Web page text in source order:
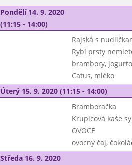
Pondělí 14. 9. 2020
(11:15 - 14:00)
Rajská s
Rybí prsty
brambory,
Catus, mléko
Úterý 15. 9. 2020 (11:15 - 14:00)
Bramboračka
Krupicová kaše
OVOCE
ovocný čaj,
Středa 16. 9. 2020